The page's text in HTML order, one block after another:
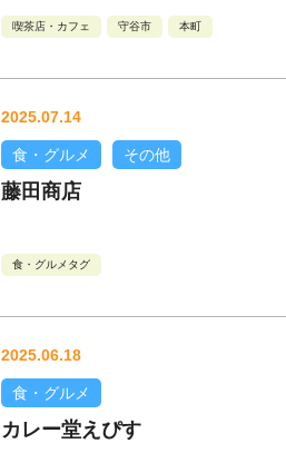
喫茶店・カフェ 守谷市 本町
2025.07.14
食・グルメ その他
藤田商店
食・グルメタグ
2025.06.18
食・グルメ
カレー堂えぴす